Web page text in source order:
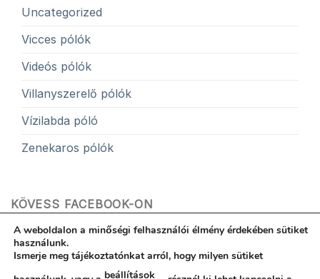
Uncategorized
Vicces pólók
Videós pólók
Villanyszerelő pólók
Vízilabda póló
Zenekaros pólók
KÖVESS FACEBOOK-ON
A weboldalon a minőségi felhasználói élmény érdekében sütiket
használunk.
Ismerje meg tájékoztatónkat arról, hogy milyen sütiket
beállítások